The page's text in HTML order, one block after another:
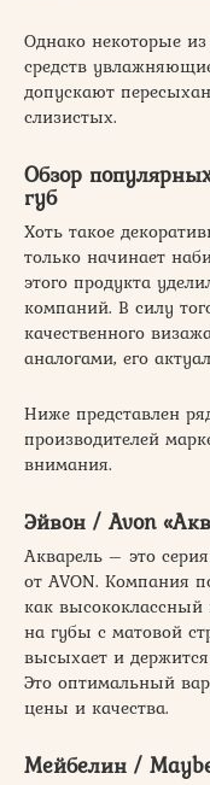
Однако некоторые
средств
допускают
слизистых.
Обзор
губ
Хоть такое
только начинает
этого продукта
компаний. В силу
качественного
аналогами, его
Ниже представлен
производителей
внимания.
Эйвон / Avon
Акварель – это
от AVON. Компания
как высококлассный
на губы с матовой
высыхает и
Это оптимальный
цены и качества.
Мейбелин /